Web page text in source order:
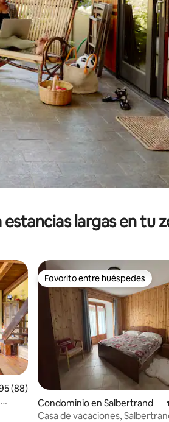
largas en tu
promedio: 4.95 de 5; 88
(88)
Favorito entre huéspedes
Favorito entre huéspedes
Condominio en Salbertrand
Casa de vacaciones,